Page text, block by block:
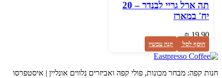
תה ארל גריי לבנדר – 20
יח' במארז
₪19.90
הוסף לסל קנה עכשיו
קפה: מבחר מכונות, פולי קפה ואביזרים נלווים אונליין | איסטפרסו